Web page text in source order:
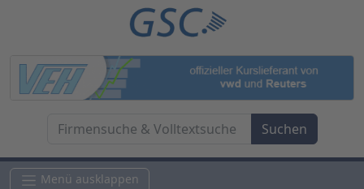
Menü ausklappen